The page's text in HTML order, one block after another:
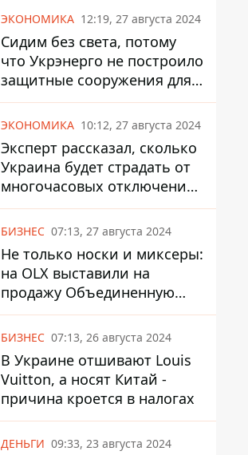
ЭКОНОМИКА 12:19, 27 августа 2024
Сидим без света, потому
что Укрэнерго не построило
защитные сооружения для
энергетики - нардеп
Кучеренко
ЭКОНОМИКА 10:12, 27 августа 2024
Эксперт рассказал, сколько
Украина будет страдать от
многочасовых отключений
света
БИЗНЕС 07:13, 27 августа 2024
Не только носки и миксеры:
на OLX выставили на
продажу Объединенную
Горно-Химическую
Компанию за многие
миллиарды
БИЗНЕС 07:13, 26 августа 2024
В Украине отшивают Louis
Vuitton, а носят Китай -
причина кроется в налогах
ДЕНЬГИ 09:33, 23 августа 2024